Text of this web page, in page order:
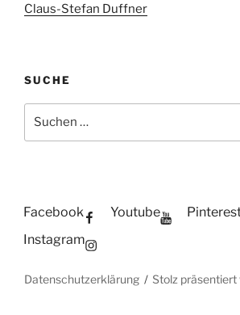
Claus-Stefan Duffner
SUCHE
nach:
Facebook Youtube
Instagram
Datenschutzerklärung Stolz